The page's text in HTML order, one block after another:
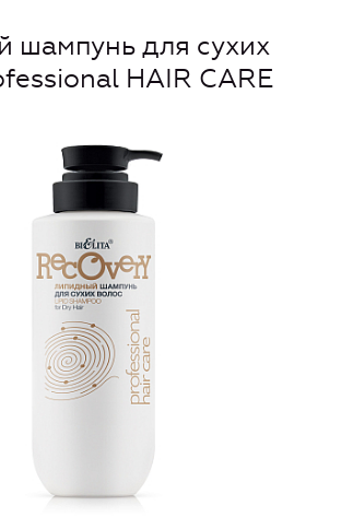
шампунь для сухих
HAIR CARE